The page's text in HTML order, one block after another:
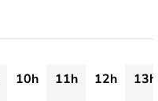
10h 11h 12h
13h